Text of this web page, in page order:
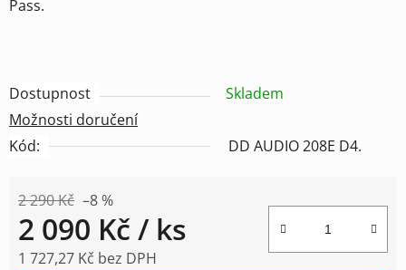
Pass.
Dostupnost
Skladem
Možnosti doručení
Kód:
DD AUDIO 208E D4.
2 290 Kč –8 %
2 090 Kč / ks
1 727,27 Kč bez DPH